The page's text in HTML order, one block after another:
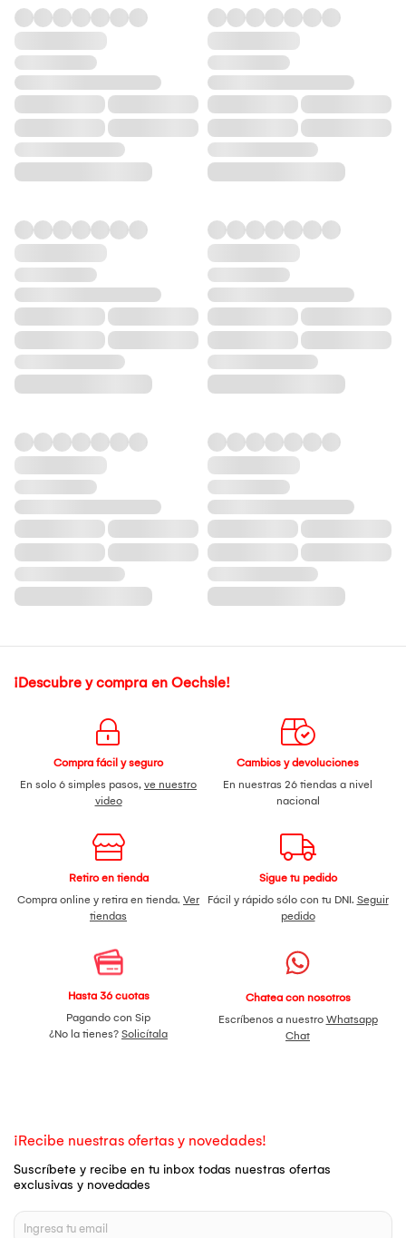
¡Descubre y compra en Oechsle!
Compra fácil y seguro
En solo 6 simples pasos, ve nuestro
video
Cambios y devoluciones
En nuestras 26 tiendas a nivel
nacional
Retiro en tienda
Compra online y retira en tienda. Ver
tiendas
Sigue tu pedido
Fácil y rápido sólo con tu DNI. Seguir
pedido
Hasta 36 cuotas
Pagando con Sip
¿No la tienes? Solicítala
Chatea con nosotros
Escríbenos a nuestro Whatsapp
Chat
¡Recibe nuestras ofertas y novedades!
Suscríbete y recibe en tu inbox todas nuestras ofertas
exclusivas y novedades